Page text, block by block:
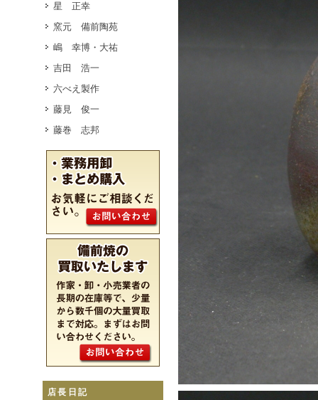
星 正幸
窯元 備前陶苑
嶋 幸博・大祐
吉田 浩一
六べえ製作
藤見 俊一
藤巻 志邦
店長日記